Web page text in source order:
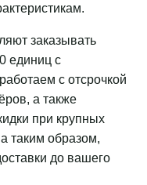
заказывать
единиц с
с отсрочкой
а также
при крупных
таким образом,
до вашего